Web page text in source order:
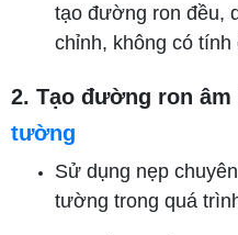
tạo đường ron đều,
chỉnh, không có tính
2. Tạo đường ron âm
tường
Sử dụng nẹp
tường trong quá